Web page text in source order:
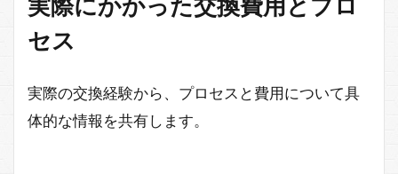
セス
実際の交換経験から、プロセスと費用について具
体的な情報を共有します。